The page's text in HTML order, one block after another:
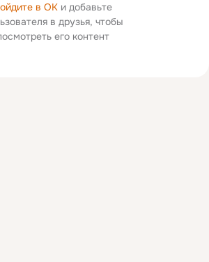
в ОК и добавьте
в друзья, чтобы
его контент